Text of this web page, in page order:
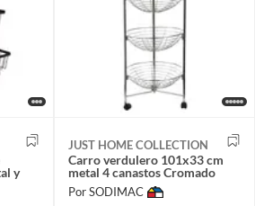
y
JUST HOME COLLECTION
Carro verdulero 101x33 cm
metal 4 canastos Cromado
Por SODIMAC